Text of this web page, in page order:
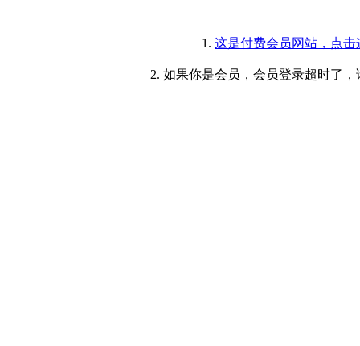
1. 这是付费会员网站，点击
2. 如果你是会员，会员登录超时了